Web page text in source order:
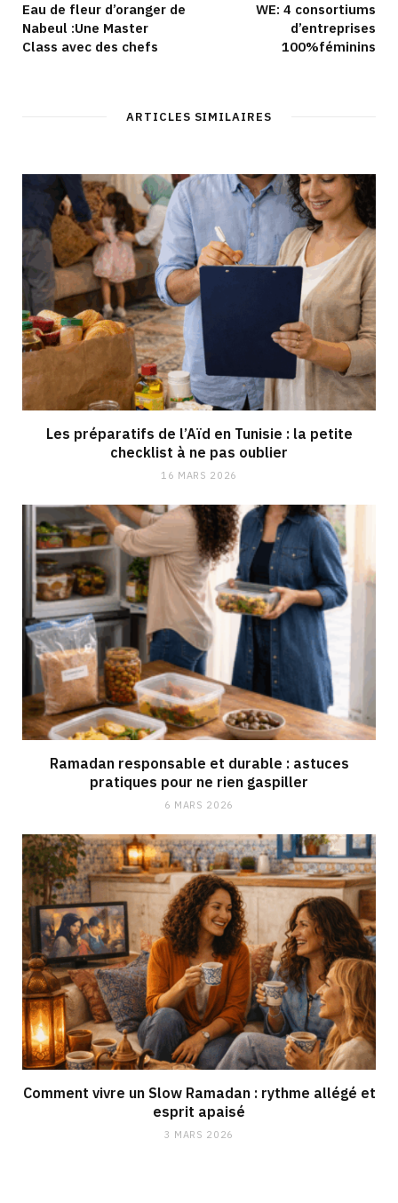
Eau de fleur d’oranger de
Nabeul :Une Master
Class avec des chefs
WE: 4 consortiums
d’entreprises
100%féminins
ARTICLES SIMILAIRES
Les préparatifs de l’Aïd en Tunisie : la petite
checklist à ne pas oublier
16 MARS 2026
Ramadan responsable et durable : astuces
pratiques pour ne rien gaspiller
6 MARS 2026
Comment vivre un Slow Ramadan : rythme allégé et
esprit apaisé
3 MARS 2026